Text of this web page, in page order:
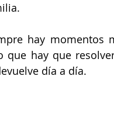
hay momentos
que hay que
día a día.